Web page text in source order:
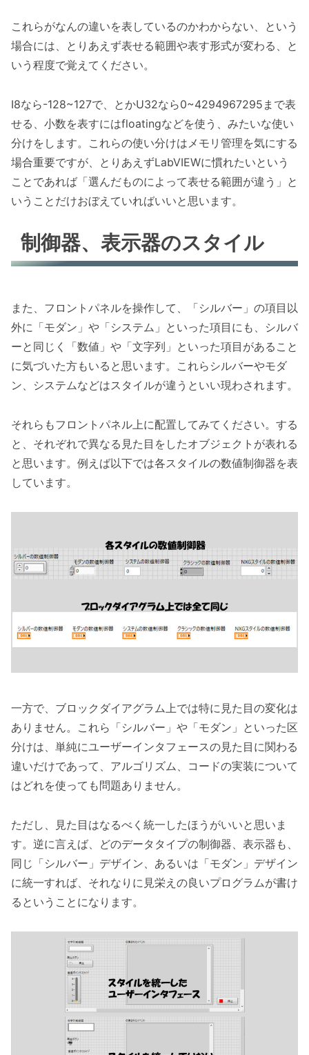
これらがなんの違いを表しているのかわからない、という
場合には、とりあえず表せる範囲や表す形式が変わる、と
いう程度で覚えてください。
I8なら-128~127で、とかU32なら0~4294967295まで表
せる、小数を表すにはfloatingなどを使う、みたいな使い
分けをします。これらの使い分けはメモリ管理を気にする
場合重要ですが、とりあえずLabVIEWに慣れたいという
ことであれば「選んだものによって表せる範囲が違う」と
いうことだけおぼえていればいいと思います。
制御器、表示器のスタイル
また、フロントパネルを操作して、「シルバー」の項目以
外に「モダン」や「システム」といった項目にも、シルバ
ーと同じく「数値」や「文字列」といった項目があること
に気づいた方もいると思います。これらシルバーやモダ
ン、システムなどはスタイルが違うといい現わされます。
それらもフロントパネル上に配置してみてください。する
と、それぞれで異なる見た目をしたオブジェクトが表れる
と思います。例えば以下では各スタイルの数値制御器を表
しています。
一方で、ブロックダイアグラム上では特に見た目の変化は
ありません。これら「シルバー」や「モダン」といった区
分けは、単純にユーザーインタフェースの見た目に関わる
違いだけであって、アルゴリズム、コードの実装について
はどれを使っても問題ありません。
ただし、見た目はなるべく統一したほうがいいと思いま
す。逆に言えば、どのデータタイプの制御器、表示器も、
同じ「シルバー」デザイン、あるいは「モダン」デザイン
に統一すれば、それなりに見栄えの良いプログラムが書け
るということになります。